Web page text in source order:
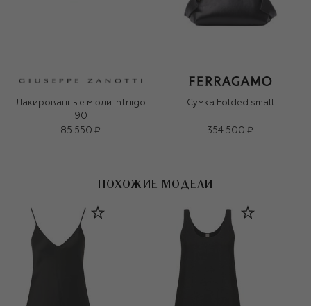
Лакированные мюли Intriigo
90
85 550 ₽
Сумка Folded small
354 500 ₽
ПОХОЖИЕ МОДЕЛИ